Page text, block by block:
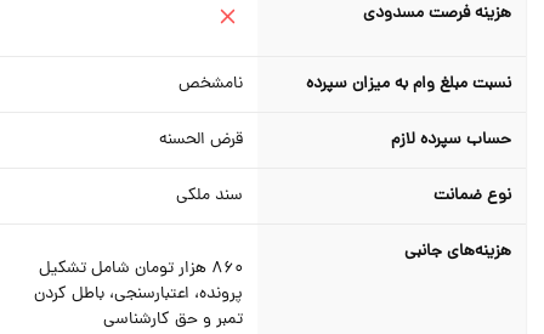
هزینه فرصت مسدودی
نسبت مبلغ وام به میزان سپرده نامشخص
حساب سپرده لازم قرض الحسنه
نوع ضمانت سند ملکی
هزینه‌های جانبی
860 هزار تومان شامل تشکیل
پرونده، اعتبارسنجی، باطل کردن
تمبر و حق کارشناسی